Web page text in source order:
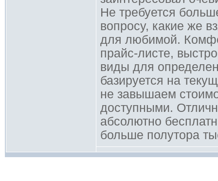
Не требуется
вопросу, какие же
для любимой.
прайс-листе,
виды для
базируется на
не завышаем
доступными.
абсолютно
больше полутора